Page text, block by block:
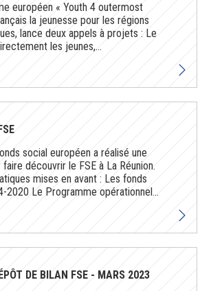
européen « Youth 4 outermost
la jeunesse pour les régions
lance deux appels à projets : Le
les jeunes,...
social européen a réalisé une
découvrir le FSE à La Réunion.
mises en avant : Les fonds
2020 Le Programme opérationnel...
DE BILAN FSE - MARS 2023